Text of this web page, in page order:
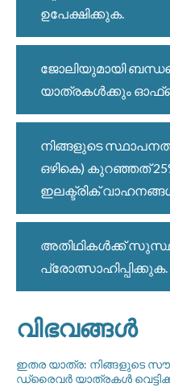
ഉപേക്ഷിക്കുക.
ജോലിയുമായി
യാത്രകൾക്കും
നിങ്ങളുടെ
ഒഴികെ) കുറഞ്ഞത്
ഇലക്ട്രിക്
അതിഥികൾക്ക്
പ്രോത്സാഹിപ്പിക്കുക.
വിഭവങ്ങൾ
ഇതര യാത്ര: നിങ്ങളുടെ
ഡ്രൈവർ യാത്രകൾ